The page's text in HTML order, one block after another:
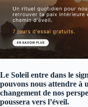
Le Soleil entre dans le
pouvons nous attendre à
changement de nos
poussera vers l’éveil.